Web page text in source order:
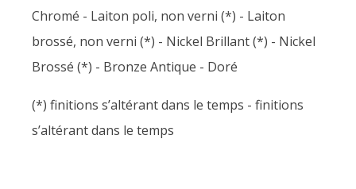
Chromé - Laiton poli, non verni (*) - Laiton
brossé, non verni (*) - Nickel Brillant (*) - Nickel
Brossé (*) - Bronze Antique - Doré
(*) finitions s’altérant dans le temps - finitions
s’altérant dans le temps